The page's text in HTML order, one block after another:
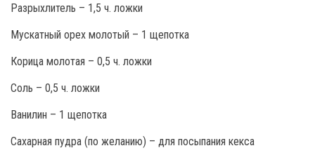
Разрыхлитель – 1,5 ч. ложки
Мускатный орех молотый – 1 щепотка
Корица молотая – 0,5 ч. ложки
Соль – 0,5 ч. ложки
Ванилин – 1 щепотка
Сахарная пудра (по желанию) – для посыпания кекса